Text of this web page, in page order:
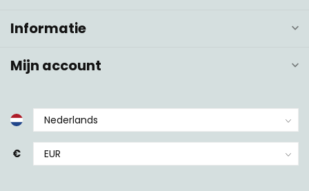
Informatie
Mijn account
€